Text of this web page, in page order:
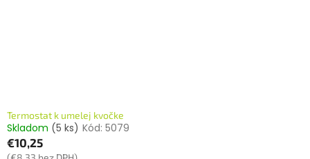
Termostat k umelej kvočke
Skladom (5 ks) Kód: 5079
€10,25